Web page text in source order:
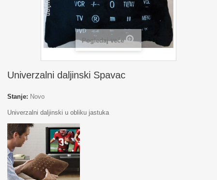
Pogledaj veće
Univerzalni daljinski Spavac
Stanje: Novo
Univerzalni daljinski u obliku jastuka